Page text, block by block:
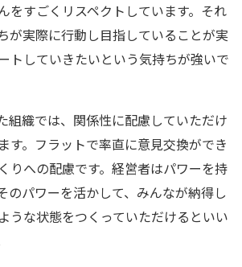
をすごくリスペクトしています。それ
が実際に行動し目指していることが実
トしていきたいという気持ちが強いで
組織では、関係性に配慮していただけ
す。フラットで率直に意見交換ができ
りへの配慮です。経営者はパワーを持
のパワーを活かして、みんなが納得し
うな状態をつくっていただけるといい